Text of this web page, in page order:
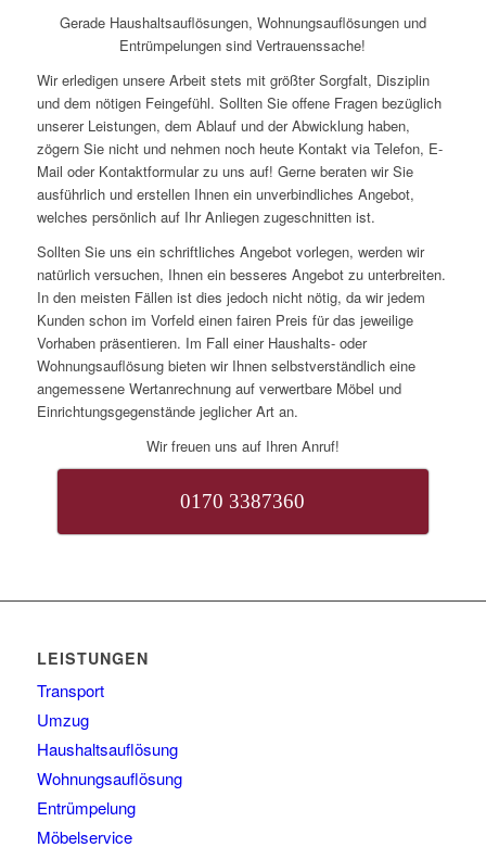
Gerade Haushaltsauflösungen, Wohnungsauflösungen und
Entrümpelungen sind Vertrauenssache!
Wir erledigen unsere Arbeit stets mit größter Sorgfalt, Disziplin
und dem nötigen Feingefühl. Sollten Sie offene Fragen bezüglich
unserer Leistungen, dem Ablauf und der Abwicklung haben,
zögern Sie nicht und nehmen noch heute Kontakt via Telefon, E-
Mail oder Kontaktformular zu uns auf! Gerne beraten wir Sie
ausführlich und erstellen Ihnen ein unverbindliches Angebot,
welches persönlich auf Ihr Anliegen zugeschnitten ist.
Sollten Sie uns ein schriftliches Angebot vorlegen, werden wir
natürlich versuchen, Ihnen ein besseres Angebot zu unterbreiten.
In den meisten Fällen ist dies jedoch nicht nötig, da wir jedem
Kunden schon im Vorfeld einen fairen Preis für das jeweilige
Vorhaben präsentieren. Im Fall einer Haushalts- oder
Wohnungsauflösung bieten wir Ihnen selbstverständlich eine
angemessene Wertanrechnung auf verwertbare Möbel und
Einrichtungsgegenstände jeglicher Art an.
Wir freuen uns auf Ihren Anruf!
0170 3387360
LEISTUNGEN
Transport
Umzug
Haushaltsauflösung
Wohnungsauflösung
Entrümpelung
Möbelservice